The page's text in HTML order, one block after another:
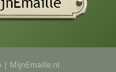
| MijnEmaille.nl